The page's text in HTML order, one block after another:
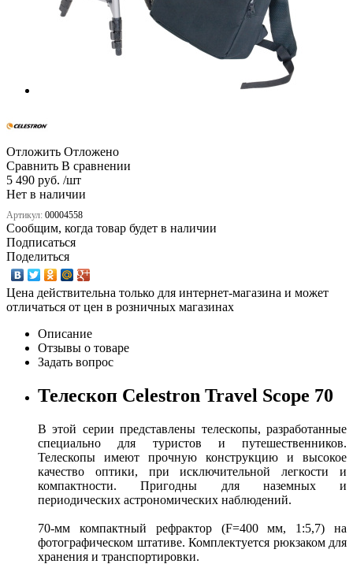
Отложить Отложено
Сравнить В сравнении
5 490 руб. /шт
Нет в наличии
Артикул: 00004558
Сообщим, когда товар будет в наличии
Подписаться
Поделиться
Цена действительна только для интернет-магазина и может
отличаться от цен в розничных магазинах
Описание
Отзывы о товаре
Задать вопрос
Телескоп Celestron Travel Scope 70
В этой серии представлены телескопы, разработанные
специально для туристов и путешественников.
Телескопы имеют прочную конструкцию и высокое
качество оптики, при исключительной легкости и
компактности. Пригодны для наземных и
периодических астрономических наблюдений.
70-мм компактный рефрактор (F=400 мм, 1:5,7) на
фотографическом штативе. Комплектуется рюкзаком для
хранения и транспортировки.